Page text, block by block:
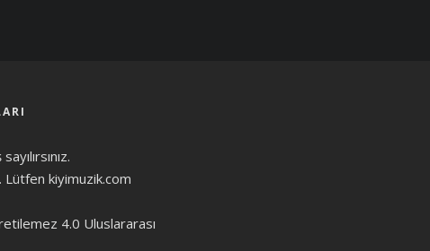
Lütfen kiyimuzik.com
4.0 Uluslararası